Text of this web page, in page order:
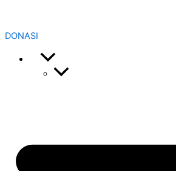
DONASI